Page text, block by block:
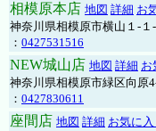
相模原本店 地図 詳細 お
神奈川県相模原市横山１-１-
： 0427531516
NEW城山店 地図 詳細 お
神奈川県相模原市緑区向原
： 0427830611
座間店 地図 詳細 お気に